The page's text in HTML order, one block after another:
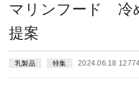
マリンフード 冷
提案
乳製品 特集 2024.06.18